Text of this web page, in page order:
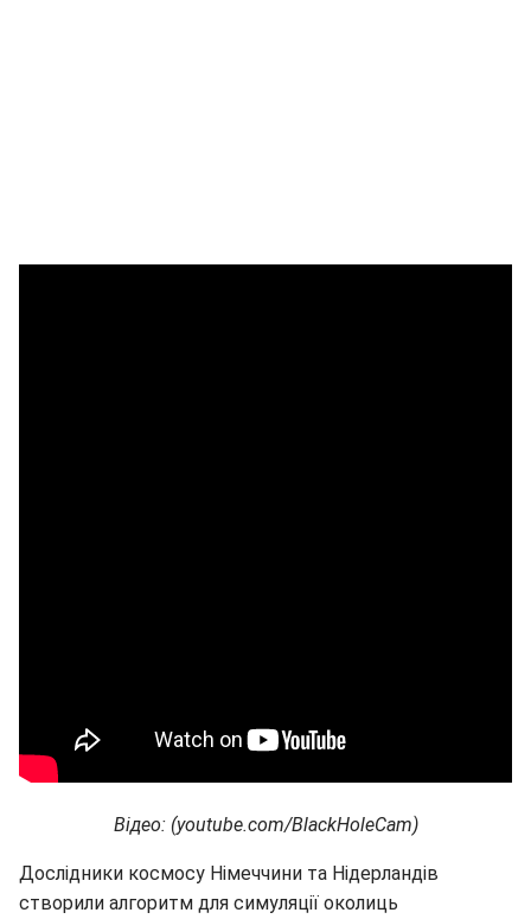
Відео: (youtube.com/BlackHoleCam)
Дослідники космосу Німеччини та Нідерландів
створили алгоритм для симуляції околиць